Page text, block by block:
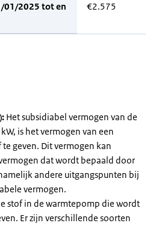
01/2025 tot en
€2.575
Het subsidiabel vermogen van de
is het vermogen van een
geven. Dit vermogen kan
dat wordt bepaald door
andere uitgangspunten bij
vermogen.
stof in de warmtepomp die wordt
Er zijn verschillende soorten